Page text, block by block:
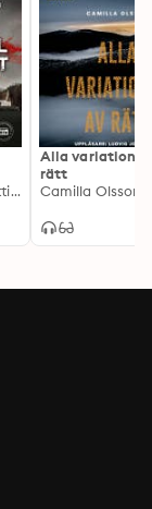
Måns Hedberg, Mattias Hedberg
Alla variationer
rätt
Camilla Olsson